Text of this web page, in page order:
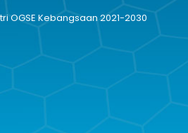
OGSE Kebangsaan 2021-2030